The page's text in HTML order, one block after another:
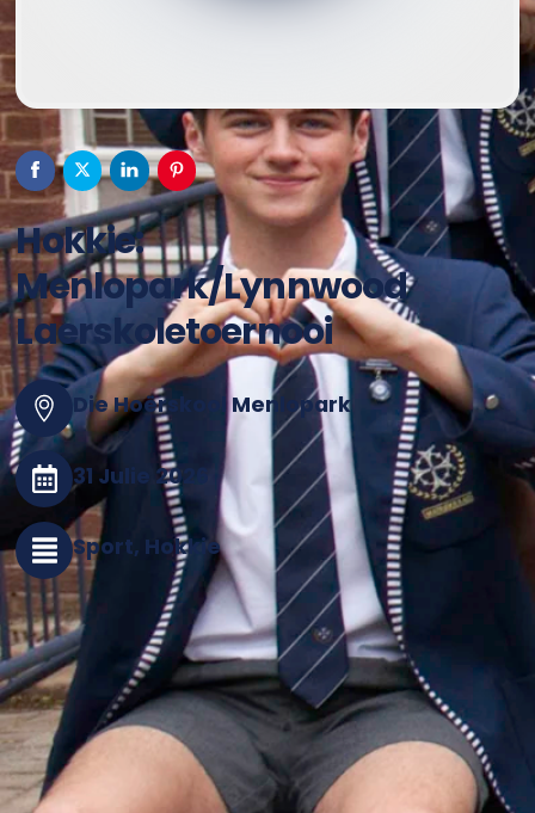
Hokkie:
Menlopark/Lynnwood
Laerskoletoernooi
Die Hoërskool Menlopark
31 Julie 2026
Sport, Hokkie